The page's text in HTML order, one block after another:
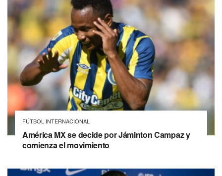
FÚTBOL INTERNACIONAL
América MX se decide por Jáminton Campaz y
comienza el movimiento